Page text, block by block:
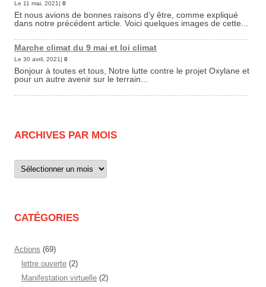
Le 11 mai, 2021| 0
Et nous avions de bonnes raisons d’y être, comme expliqué
dans notre précédent article. Voici quelques images de cette...
Marche climat du 9 mai et loi climat
Le 30 avril, 2021| 0
Bonjour à toutes et tous, Notre lutte contre le projet Oxylane et
pour un autre avenir sur le terrain...
ARCHIVES PAR MOIS
Archives
par
CATÉGORIES
Actions (69)
lettre ouverte (2)
Manifestation virtuelle (2)